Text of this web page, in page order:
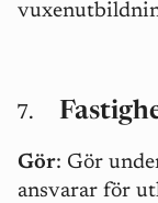
Gör: Gör
ansvarar för